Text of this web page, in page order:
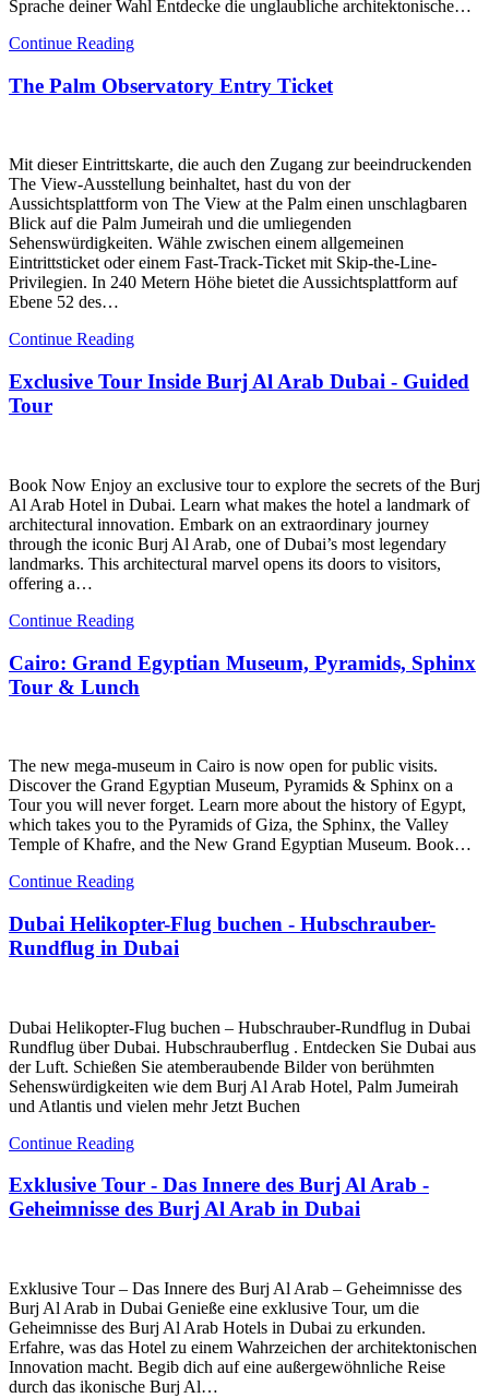
Sprache deiner Wahl Entdecke die unglaubliche architektonische…
Continue Reading
The Palm Observatory Entry Ticket
Mit dieser Eintrittskarte, die auch den Zugang zur beeindruckenden
The View-Ausstellung beinhaltet, hast du von der
Aussichtsplattform von The View at the Palm einen unschlagbaren
Blick auf die Palm Jumeirah und die umliegenden
Sehenswürdigkeiten. Wähle zwischen einem allgemeinen
Eintrittsticket oder einem Fast-Track-Ticket mit Skip-the-Line-
Privilegien. In 240 Metern Höhe bietet die Aussichtsplattform auf
Ebene 52 des…
Continue Reading
Exclusive Tour Inside Burj Al Arab Dubai - Guided
Tour
Book Now Enjoy an exclusive tour to explore the secrets of the Burj
Al Arab Hotel in Dubai. Learn what makes the hotel a landmark of
architectural innovation. Embark on an extraordinary journey
through the iconic Burj Al Arab, one of Dubai’s most legendary
landmarks. This architectural marvel opens its doors to visitors,
offering a…
Continue Reading
Cairo: Grand Egyptian Museum, Pyramids, Sphinx
Tour & Lunch
The new mega-museum in Cairo is now open for public visits.
Discover the Grand Egyptian Museum, Pyramids & Sphinx on a
Tour you will never forget. Learn more about the history of Egypt,
which takes you to the Pyramids of Giza, the Sphinx, the Valley
Temple of Khafre, and the New Grand Egyptian Museum. Book…
Continue Reading
Dubai Helikopter-Flug buchen - Hubschrauber-
Rundflug in Dubai
Dubai Helikopter-Flug buchen – Hubschrauber-Rundflug in Dubai
Rundflug über Dubai. Hubschrauberflug . Entdecken Sie Dubai aus
der Luft. Schießen Sie atemberaubende Bilder von berühmten
Sehenswürdigkeiten wie dem Burj Al Arab Hotel, Palm Jumeirah
und Atlantis und vielen mehr Jetzt Buchen
Continue Reading
Exklusive Tour - Das Innere des Burj Al Arab -
Geheimnisse des Burj Al Arab in Dubai
Exklusive Tour – Das Innere des Burj Al Arab – Geheimnisse des
Burj Al Arab in Dubai Genieße eine exklusive Tour, um die
Geheimnisse des Burj Al Arab Hotels in Dubai zu erkunden.
Erfahre, was das Hotel zu einem Wahrzeichen der architektonischen
Innovation macht. Begib dich auf eine außergewöhnliche Reise
durch das ikonische Burj Al…